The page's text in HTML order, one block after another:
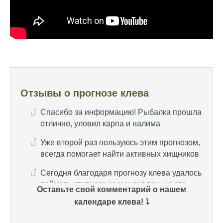
Отзывы о прогнозе клева
Попробовал этот календарь рыболова, но
Уже второй раз пользуюсь этим прогнозом,
Сегодня благодаря прогнозу клева удалось
поймать крупного щуку, удивлен, но это
действительно работает
полной ерундой, ни одной рыбы не поймал
Поймал всего одну рыбу, несмотря на
"удачный" прогноз клева, разочарован
Оставьте свой комментарий о нашем
календаре клева! ⤵️